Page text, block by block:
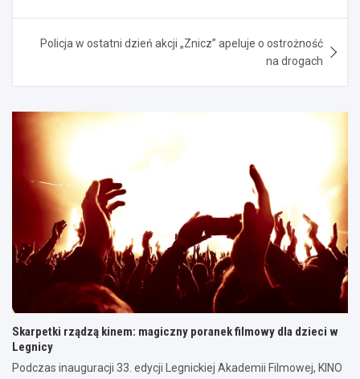
Policja w ostatni dzień akcji „Znicz” apeluje o ostrożność
na drogach
Skarpetki rządzą kinem: magiczny poranek filmowy dla dzieci w
Legnicy
Podczas inauguracji 33. edycji Legnickiej Akademii Filmowej, KINO